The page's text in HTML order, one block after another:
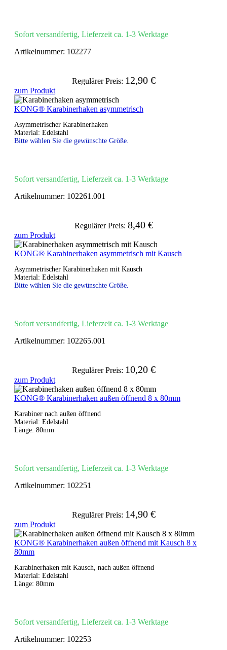
Sofort versandfertig, Lieferzeit ca. 1-3 Werktage
Artikelnummer: 102277
Regulärer Preis: 12,90 €
zum Produkt
KONG® Karabinerhaken asymmetrisch
Asymmetrischer Karabinerhaken
Material: Edelstahl
Bitte wählen Sie die gewünschte Größe.
Sofort versandfertig, Lieferzeit ca. 1-3 Werktage
Artikelnummer: 102261.001
Regulärer Preis: 8,40 €
zum Produkt
KONG® Karabinerhaken asymmetrisch mit Kausch
Asymmetrischer Karabinerhaken mit Kausch
Material: Edelstahl
Bitte wählen Sie die gewünschte Größe.
Sofort versandfertig, Lieferzeit ca. 1-3 Werktage
Artikelnummer: 102265.001
Regulärer Preis: 10,20 €
zum Produkt
KONG® Karabinerhaken außen öffnend 8 x 80mm
Karabiner nach außen öffnend
Material: Edelstahl
Länge: 80mm
Sofort versandfertig, Lieferzeit ca. 1-3 Werktage
Artikelnummer: 102251
Regulärer Preis: 14,90 €
zum Produkt
KONG® Karabinerhaken außen öffnend mit Kausch 8 x
80mm
Karabinerhaken mit Kausch, nach außen öffnend
Material: Edelstahl
Länge: 80mm
Sofort versandfertig, Lieferzeit ca. 1-3 Werktage
Artikelnummer: 102253